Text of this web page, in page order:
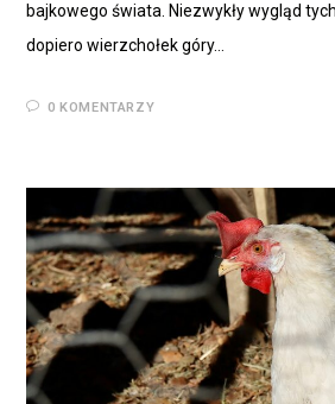
bajkowego świata. Niezwykły wygląd
dopiero wierzchołek góry…
0 KOMENTARZY